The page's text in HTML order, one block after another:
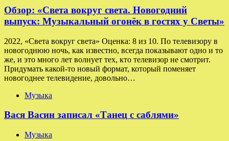
Обзор: «Света вокруг света. Новогодний
выпуск: Музыкальный огонёк в гостях у Светы»
2022, «Света вокруг света» Оценка: 8 из 10. По телевизору в
новогоднюю ночь, как известно, всегда показывают одно и то
же, и это много лет волнует тех, кто телевизор не смотрит.
Придумать какой-то новый формат, который поменяет
новогоднее телевидение, довольно…
Музыка
Вася Васин записал «Танец с саблями»
Музыка